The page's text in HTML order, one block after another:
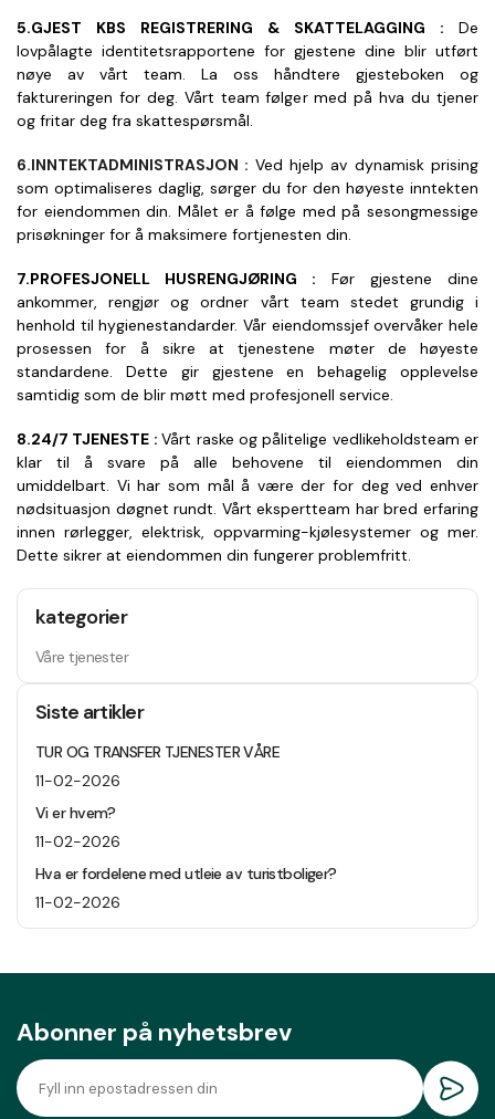
5.GJEST KBS REGISTRERING & SKATTELAGGING : De
lovpålagte identitetsrapportene for gjestene dine blir utført
nøye av vårt team. La oss håndtere gjesteboken og
faktureringen for deg. Vårt team følger med på hva du tjener
og fritar deg fra skattespørsmål.
6.INNTEKTADMINISTRASJON : Ved hjelp av dynamisk prising
som optimaliseres daglig, sørger du for den høyeste inntekten
for eiendommen din. Målet er å følge med på sesongmessige
prisøkninger for å maksimere fortjenesten din.
7.PROFESJONELL HUSRENGJØRING : Før gjestene dine
ankommer, rengjør og ordner vårt team stedet grundig i
henhold til hygienestandarder. Vår eiendomssjef overvåker hele
prosessen for å sikre at tjenestene møter de høyeste
standardene. Dette gir gjestene en behagelig opplevelse
samtidig som de blir møtt med profesjonell service.
8.24/7 TJENESTE : Vårt raske og pålitelige vedlikeholdsteam er
klar til å svare på alle behovene til eiendommen din
umiddelbart. Vi har som mål å være der for deg ved enhver
nødsituasjon døgnet rundt. Vårt ekspertteam har bred erfaring
innen rørlegger, elektrisk, oppvarming-kjølesystemer og mer.
Dette sikrer at eiendommen din fungerer problemfritt.
kategorier
Våre tjenester
Siste artikler
TUR OG TRANSFER TJENESTER VÅRE
11-02-2026
Vi er hvem?
11-02-2026
Hva er fordelene med utleie av turistboliger?
11-02-2026
Abonner på nyhetsbrev